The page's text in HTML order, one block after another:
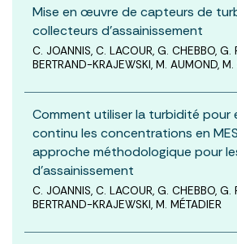
Mise en œuvre de capteurs de
collecteurs d’assainissement
C. JOANNIS, C. LACOUR, G. CHEBBO, G.
BERTRAND-KRAJEWSKI, M. AUMOND, M.
Comment utiliser la turbidité pour
continu les concentrations en
approche méthodologique pour
d’assainissement
C. JOANNIS, C. LACOUR, G. CHEBBO, G.
BERTRAND-KRAJEWSKI, M. MÉTADIER